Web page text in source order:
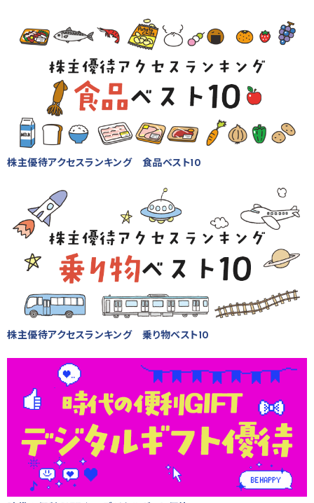
株主優待アクセスランキング 食品ベスト10
株主優待アクセスランキング 乗り物ベスト10